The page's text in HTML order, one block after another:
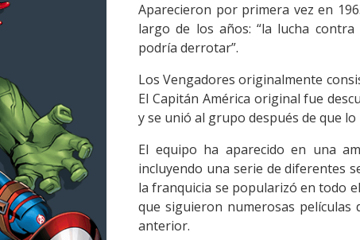
Aparecieron por primera vez en
largo de los años: “la lucha
podría derrotar”.
Los Vengadores originalmente
El Capitán América original fue
y se unió al grupo después de que lo
El equipo ha aparecido en una
incluyendo una serie de diferentes
la franquicia se popularizó en todo
que siguieron numerosas películas
anterior.